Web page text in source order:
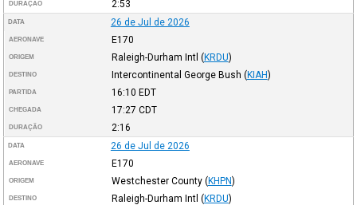
DURAÇÃO 2:53
DATA 26 de Jul de 2026
AERONAVE E170
ORIGEM Raleigh-Durham Intl (KRDU)
DESTINO Intercontinental George Bush (KIAH)
PARTIDA 16:10 EDT
CHEGADA 17:27 CDT
DURAÇÃO 2:16
DATA 26 de Jul de 2026
AERONAVE E170
ORIGEM Westchester County (KHPN)
DESTINO Raleigh-Durham Intl (KRDU)